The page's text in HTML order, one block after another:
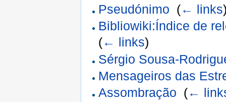
Pseudónimo (← links
Bibliowiki:Índice de
(← links)
Sérgio Sousa-
Mensageiros das
Assombração (←